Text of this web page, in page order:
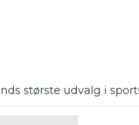
største udvalg i